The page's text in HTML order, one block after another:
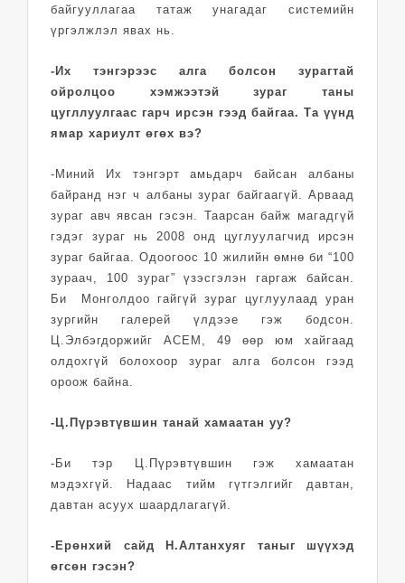
байгууллагаа татаж унагадаг системийн
үргэлжлэл явах нь.
-Их тэнгэрээс алга болсон зурагтай
ойролцоо хэмжээтэй зураг таны
цугллуулгаас гарч ирсэн гээд байгаа. Та үүнд
ямар хариулт өгөх вэ?
-Миний Их тэнгэрт амьдарч байсан албаны
байранд нэг ч албаны зураг байгаагүй. Арваад
зураг авч явсан гэсэн. Таарсан байж магадгүй
гэдэг зураг нь 2008 онд цуглуулагчид ирсэн
зураг байгаа. Одоогоос 10 жилийн өмнө би “100
зураач, 100 зураг” үзэсгэлэн гаргаж байсан.
Би Монголдоо гайгүй зураг цуглуулаад уран
зургийн галерей үлдээе гэж бодсон.
Ц.Элбэгдоржийг АСЕМ, 49 өөр юм хайгаад
олдохгүй болохоор зураг алга болсон гээд
ороож байна.
-Ц.Пүрэвтүвшин танай хамаатан уу?
-Би тэр Ц.Пүрэвтүвшин гэж хамаатан
мэдэхгүй. Надаас тийм гүтгэлгийг давтан,
давтан асуух шаардлагагүй.
-Ерөнхий сайд Н.Алтанхуяг таныг шүүхэд
өгсөн гэсэн?